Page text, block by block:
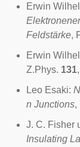
Erwin
Feldstärke,
Erwin
Z.Phys. 131
Leo Esaki:
n Junctions,
J. C. Fisher
Insulating